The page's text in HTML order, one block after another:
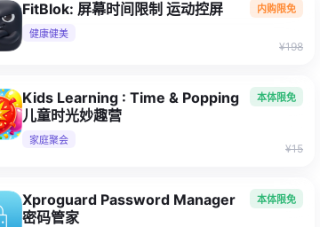
FitBlok: 屏幕时间限制 运动控屏
健康健美
内购限免
¥198
Kids Learning : Time & Popping
儿童时光妙趣营
家庭聚会
本体限免
¥15
Xproguard Password Manager
密码管家
本体限免